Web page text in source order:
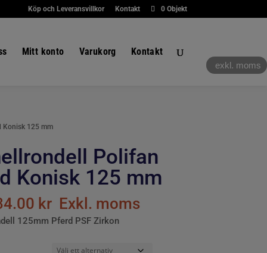
exkl. moms
Köp och Leveransvillkor Kontakt 0 Objekt
Mitt konto Varukorg Kontakt
Konisk 125 mm
Polifan
Konisk 125 mm
krExkl. moms
125mm Pferd PSF Zirkon